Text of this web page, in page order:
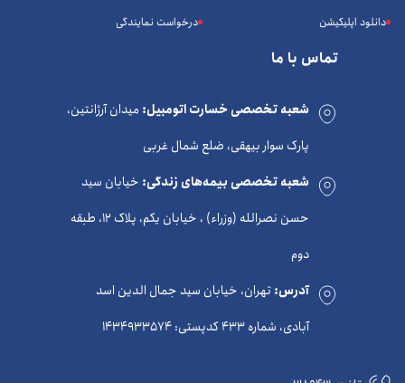
دانلود اپلیکیشن درخواست نمایندگی
تماس با ما
شعبه تخصصی خسارت اتومبیل: میدان آرژانتین،
پارک سوار بیهقی، ضلع شمال غربی
شعبه تخصصی بیمه‌های زندگی: خیابان سید
حسن نصرالله (وزراء) ، خیابان یکم، پلاک 12، طبقه
دوم
آدرس:تهران، خیابان سید جمال الدین اسد
آبادی، شماره 433 کدپستی: 1434933574